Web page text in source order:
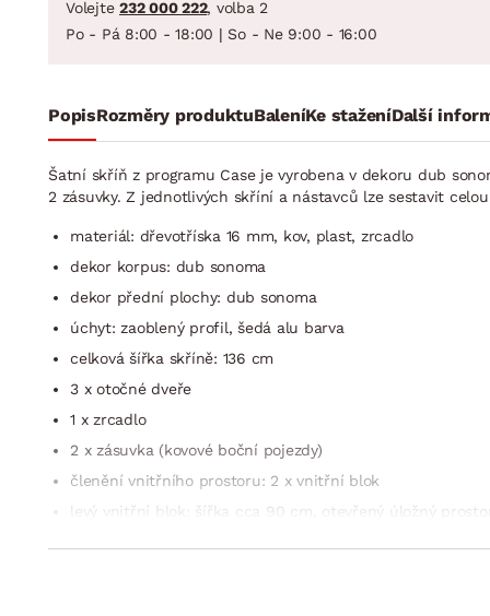
Volejte 232 000 222, volba 2
Po - Pá 8:00 - 18:00 | So - Ne 9:00 - 16:00
PopisRozměry produktuBaleníKe staženíDalší
Šatní skříň z programu Case je vyrobena v dekoru dub
2 zásuvky. Z jednotlivých skříní a nástavců lze sestavit
materiál: dřevotříska 16 mm, kov, plast, zrcadlo
dekor korpus: dub sonoma
dekor přední plochy: dub sonoma
úchyt: zaoblený profil, šedá alu barva
celková šířka skříně: 136 cm
3 x otočné dveře
1 x zrcadlo
2 x zásuvka (kovové boční pojezdy)
členění vnitřního prostoru: 2 x vnitřní blok
levý vnitřní blok: šířka cca 90 cm, otevřený úložný
pravý vnitřní blok: šířka cca 45 cm, otevřený úložný